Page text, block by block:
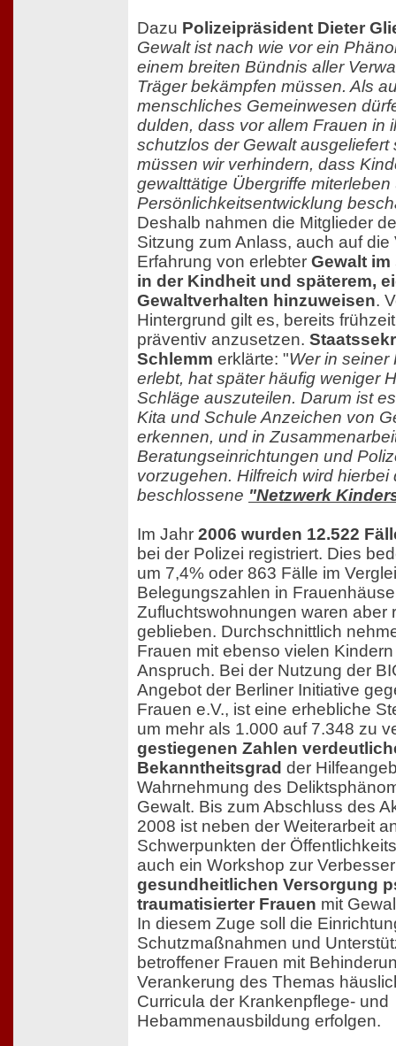
Dazu Polizeipräsident Dieter
Gewalt ist nach wie vor ein
einem breiten Bündnis aller
Träger bekämpfen müssen. Als
menschliches Gemeinwesen
dulden, dass vor allem Frauen in
schutzlos der Gewalt ausgeliefert
müssen wir verhindern, dass
gewalttätige Übergriffe miterleben
Persönlichkeitsentwicklung
Deshalb nahmen die Mitglieder
Sitzung zum Anlass, auch auf die
Erfahrung von erlebter Gewalt
in der Kindheit und späterem,
Gewaltverhalten hinzuweisen.
Hintergrund gilt es, bereits
präventiv anzusetzen.
Schlemm erklärte: "Wer in seiner
erlebt, hat später häufig weniger
Schläge auszuteilen. Darum ist
Kita und Schule Anzeichen von
erkennen, und in
Beratungseinrichtungen und
vorzugehen. Hilfreich wird hierbei
beschlossene "Netzwerk
Im Jahr 2006 wurden 12.522
bei der Polizei registriert. Dies
um 7,4% oder 863 Fälle im
Belegungszahlen in
Zufluchtswohnungen waren aber
geblieben. Durchschnittlich
Frauen mit ebenso vielen
Anspruch. Bei der Nutzung der
Angebot der Berliner Initiative
Frauen e.V., ist eine erhebliche
um mehr als 1.000 auf 7.348 zu
gestiegenen Zahlen
Bekanntheitsgrad der
Wahrnehmung des
Gewalt. Bis zum Abschluss des
2008 ist neben der Weiterarbeit
Schwerpunkten der
auch ein Workshop zur
gesundheitlichen Versorgung
traumatisierter Frauen mit
In diesem Zuge soll die
Schutzmaßnahmen und
betroffener Frauen mit
Verankerung des Themas
Curricula der Krankenpflege- und
Hebammenausbildung erfolgen.